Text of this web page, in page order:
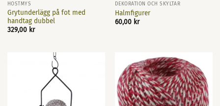
HÖSTMYS
Grytunderlägg på fot med
handtag dubbel
329,00 kr
DEKORATION OCH SKYLTAR
Halmfigurer
60,00 kr